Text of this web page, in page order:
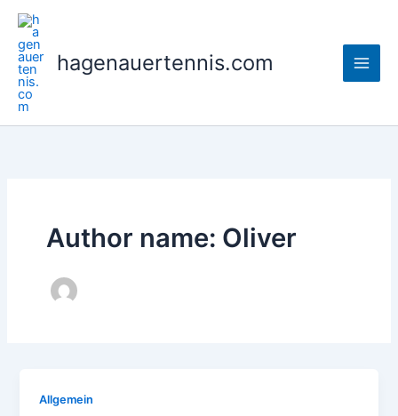
Skip
content
hagenauertennis.com
Author name: Oliver
Allgemein